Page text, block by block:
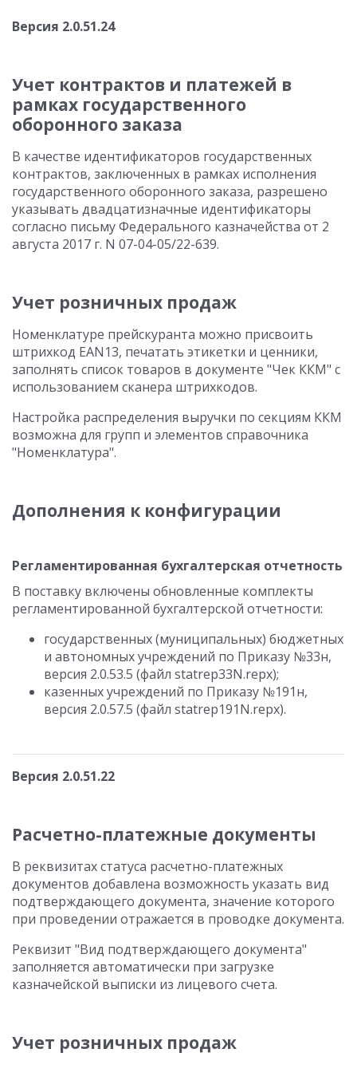
Версия 2.0.51.24
Учет контрактов и платежей в
рамках государственного
оборонного заказа
В качестве идентификаторов государственных
контрактов, заключенных в рамках исполнения
государственного оборонного заказа, разрешено
указывать двадцатизначные идентификаторы
согласно письму Федерального казначейства от 2
августа 2017 г. N 07-04-05/22-639.
Учет розничных продаж
Номенклатуре прейскуранта можно присвоить
штрихкод EAN13, печатать этикетки и ценники,
заполнять список товаров в документе "Чек ККМ" с
использованием сканера штрихкодов.
Настройка распределения выручки по секциям ККМ
возможна для групп и элементов справочника
"Номенклатура".
Дополнения к конфигурации
Регламентированная бухгалтерская отчетность
В поставку включены обновленные комплекты
регламентированной бухгалтерской отчетности:
государственных (муниципальных) бюджетных
и автономных учреждений по Приказу №33н,
версия 2.0.53.5 (файл statrep33N.repx);
казенных учреждений по Приказу №191н,
версия 2.0.57.5 (файл statrep191N.repx).
Версия 2.0.51.22
Расчетно-платежные документы
В реквизитах статуса расчетно-платежных
документов добавлена возможность указать вид
подтверждающего документа, значение которого
при проведении отражается в проводке документа.
Реквизит "Вид подтверждающего документа"
заполняется автоматически при загрузке
казначейской выписки из лицевого счета.
Учет розничных продаж